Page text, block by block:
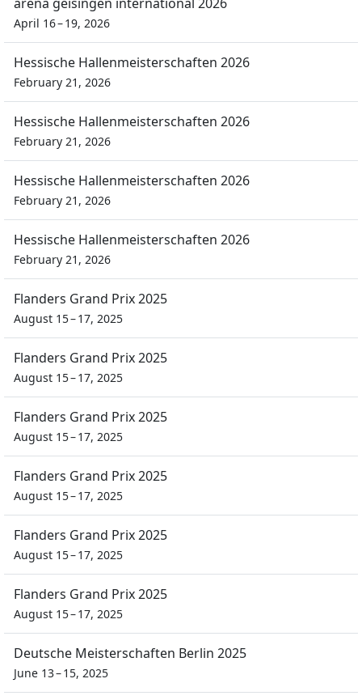
April 16 – 19, 2026
Hessische Hallenmeisterschaften 2026
February 21, 2026
Hessische Hallenmeisterschaften 2026
February 21, 2026
Hessische Hallenmeisterschaften 2026
February 21, 2026
Hessische Hallenmeisterschaften 2026
February 21, 2026
Flanders Grand Prix 2025
August 15 – 17, 2025
Flanders Grand Prix 2025
August 15 – 17, 2025
Flanders Grand Prix 2025
August 15 – 17, 2025
Flanders Grand Prix 2025
August 15 – 17, 2025
Flanders Grand Prix 2025
August 15 – 17, 2025
Flanders Grand Prix 2025
August 15 – 17, 2025
Deutsche Meisterschaften Berlin 2025
June 13 – 15, 2025